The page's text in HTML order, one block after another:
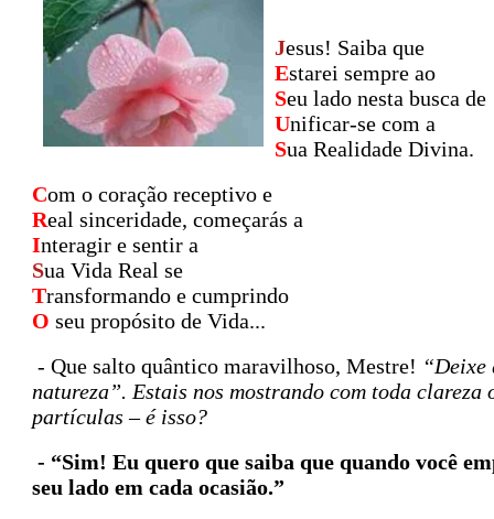
Jesus! Saiba que
Estarei sempre ao
Seu lado nesta busca de
Unificar-se com a
Sua Realidade Divina.
Com o coração receptivo e
Real sinceridade, começarás a
Interagir e sentir a
Sua Vida Real se
Transformando e cumprindo
O seu propósito de Vida...
- Que salto quântico maravilhoso, Mestre! “Deixe
natureza”. Estais nos mostrando com toda
partículas – é isso?
- “Sim! Eu quero que saiba que quando você
seu lado em cada ocasião.”